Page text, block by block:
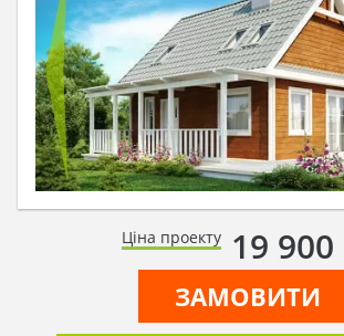
Ціна проекту 19 900
ЗАМОВИТИ